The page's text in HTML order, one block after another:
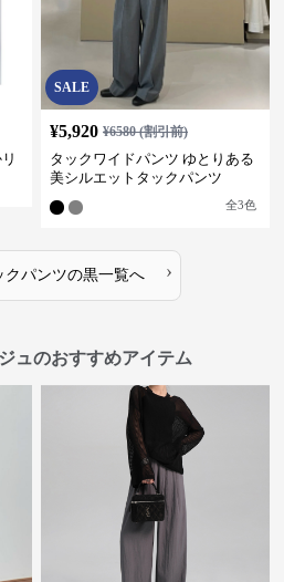
SALE
¥5,920 ¥6580(割引前)
タックワイドパンツ ゆとりある
美シルエットタックパンツ
全3色
クパンツの黒一覧へ ›
ュのおすすめアイテム